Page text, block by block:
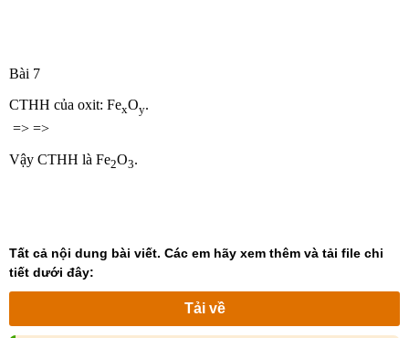
Bài 7
CTHH của oxit: FexOy.
=> =>
Vậy CTHH là Fe2O3.
Tất cả nội dung bài viết. Các em hãy xem thêm và tải file chi
tiết dưới đây:
Tải về